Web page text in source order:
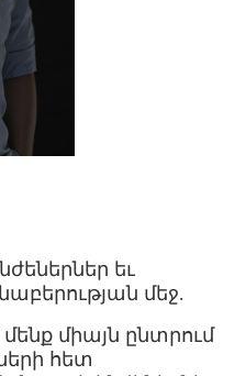
եւ
մեջ.
միայն ընտրում
հետ